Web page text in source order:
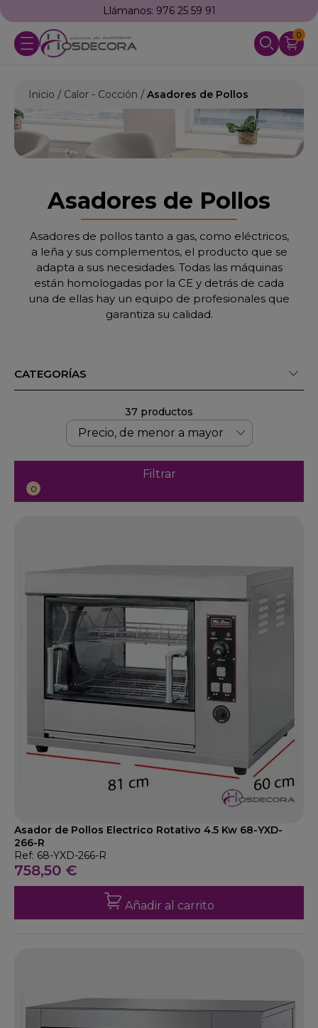
Llámanos: 976 25 59 91
0
Inicio Calor - Cocción Asadores de Pollos
Asadores de Pollos
Asadores de pollos tanto a gas, como eléctricos,
a leña y sus complementos, el producto que se
adapta a sus necesidades. Todas las máquinas
están homologadas por la CE y detrás de cada
una de ellas hay un equipo de profesionales que
garantiza su calidad.
CATEGORÍAS
37 productos
Filtrar
0
Asador de Pollos Electrico Rotativo 4.5 Kw 68-YXD-
266-R
Ref: 68-YXD-266-R
758,50 €
Añadir al carrito